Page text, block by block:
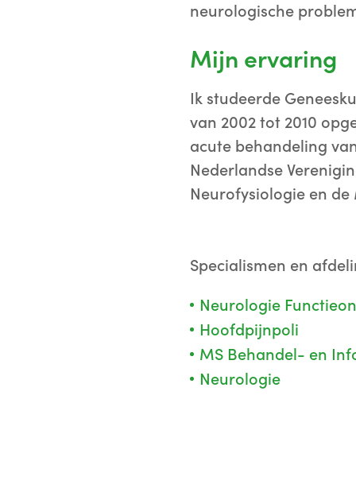
neurologische
Mijn ervaring
Ik studeerde
van 2002 tot 2010
acute behandeling
Nederlandse
Neurofysiologie en de
Specialismen en
Neurologie
Hoofdpijnpoli
MS Behandel- en
Neurologie